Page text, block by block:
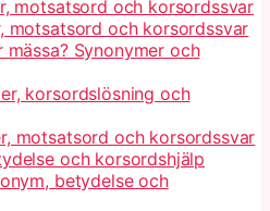
motsatsord och korsordssvar
motsatsord och korsordssvar
Synonymer och
korsordslösning och
motsatsord och korsordssvar
och korsordshjälp
betydelse och